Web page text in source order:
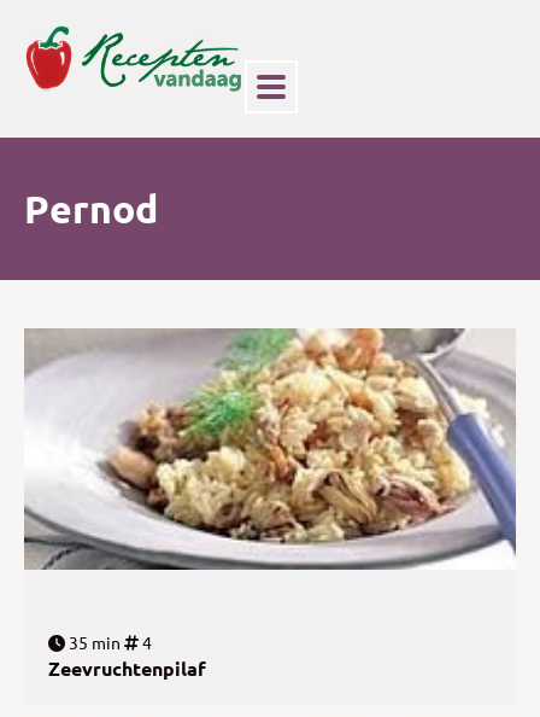
Pernod
35 min 4
Zeevruchtenpilaf